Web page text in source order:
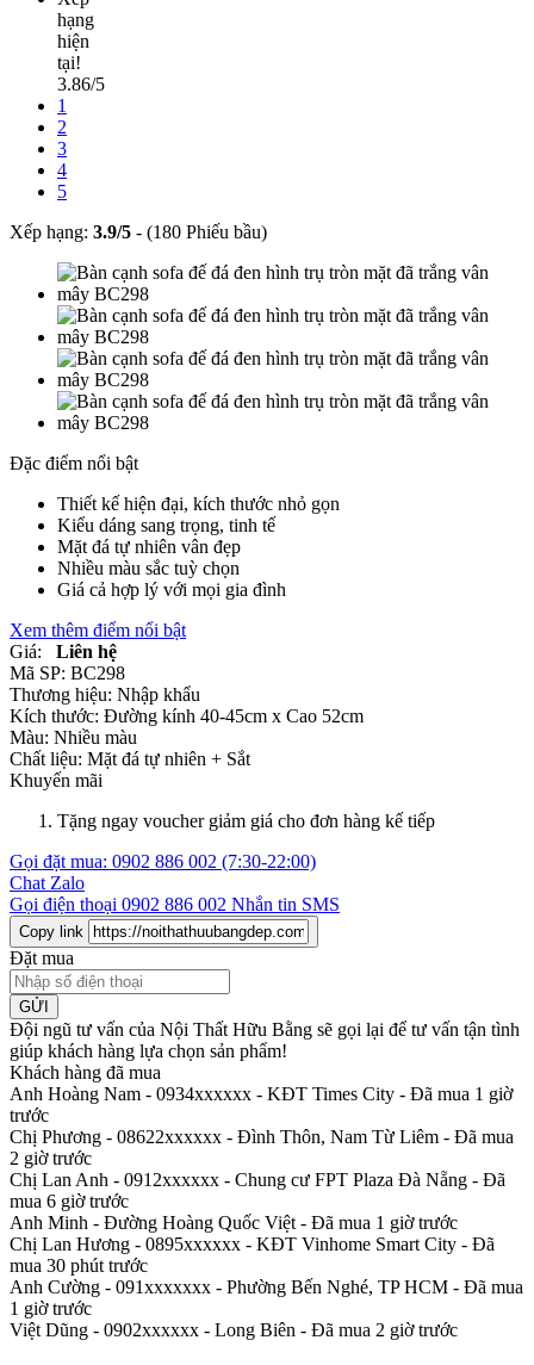
hạng
hiện
tại!
3.86/5
1
2
3
4
5
Xếp hạng: 3.9/5 - (180 Phiếu bầu)
Đặc điểm nổi bật
Thiết kế hiện đại, kích thước nhỏ gọn
Kiểu dáng sang trọng, tinh tế
Mặt đá tự nhiên vân đẹp
Nhiều màu sắc tuỳ chọn
Giá cả hợp lý với mọi gia đình
Xem thêm điểm nổi bật
Giá:
Liên hệ
Mã SP: BC298
Thương hiệu: Nhập khẩu
Kích thước: Đường kính 40-45cm x Cao 52cm
Màu: Nhiều màu
Chất liệu: Mặt đá tự nhiên + Sắt
Khuyến mãi
Tặng ngay voucher giảm giá cho đơn hàng kế tiếp
Gọi đặt mua: 0902 886 002 (7:30-22:00)
Chat Zalo
Gọi điện thoại 0902 886 002 Nhắn tin SMS
Copy link
Đặt mua
GỬI
Đội ngũ tư vấn của Nội Thất Hữu Bằng sẽ gọi lại để tư vấn tận tình
giúp khách hàng lựa chọn sản phẩm!
Khách hàng đã mua
Anh Hoàng Nam - 0934xxxxxx - KĐT Times City - Đã mua 1 giờ
trước
Chị Phương - 08622xxxxxx - Đình Thôn, Nam Từ Liêm - Đã mua
2 giờ trước
Chị Lan Anh - 0912xxxxxx - Chung cư FPT Plaza Đà Nẵng - Đã
mua 6 giờ trước
Anh Minh - Đường Hoàng Quốc Việt - Đã mua 1 giờ trước
Chị Lan Hương - 0895xxxxxx - KĐT Vinhome Smart City - Đã
mua 30 phút trước
Anh Cường - 091xxxxxxx - Phường Bến Nghé, TP HCM - Đã mua
1 giờ trước
Việt Dũng - 0902xxxxxx - Long Biên - Đã mua 2 giờ trước